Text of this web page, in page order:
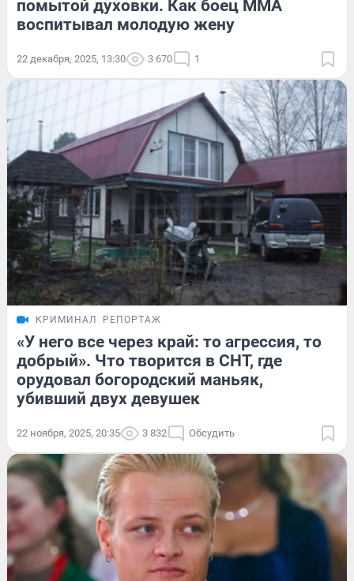
помытой духовки. Как боец ММА
воспитывал молодую жену
22 декабря, 2025, 13:30 3 670 1
КРИМИНАЛ РЕПОРТАЖ
«У него все через край: то агрессия, то
добрый». Что творится в СНТ, где
орудовал богородский маньяк,
убивший двух девушек
22 ноября, 2025, 20:35 3 832 Обсудить